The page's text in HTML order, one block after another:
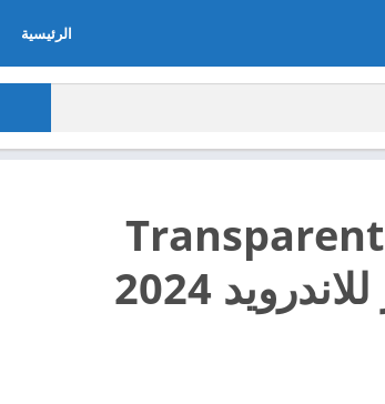
الرئيسية
تحميل تطبيق Transparent